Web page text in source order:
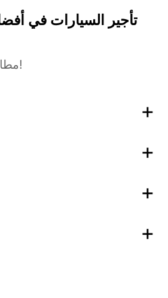
تأجير السيارات في
مطار حول العالم!